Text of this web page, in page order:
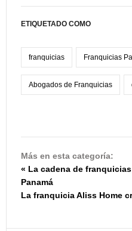
ETIQUETADO COMO
franquicias Franquicias
Abogados de Franquicias
Más en esta categoría:
« La cadena de
Panamá
La franquicia Aliss Home